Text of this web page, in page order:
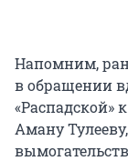
Напомним,
в обращении
«Распадской»
Аману